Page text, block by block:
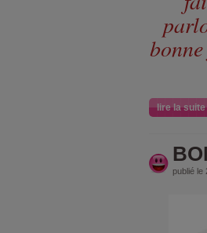
lire la suite
publié le